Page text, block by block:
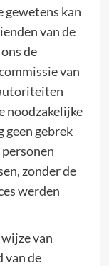
gewetens kan
van de
de
van
noodzakelijke
geen gebrek
zonder de
werden
van
van de